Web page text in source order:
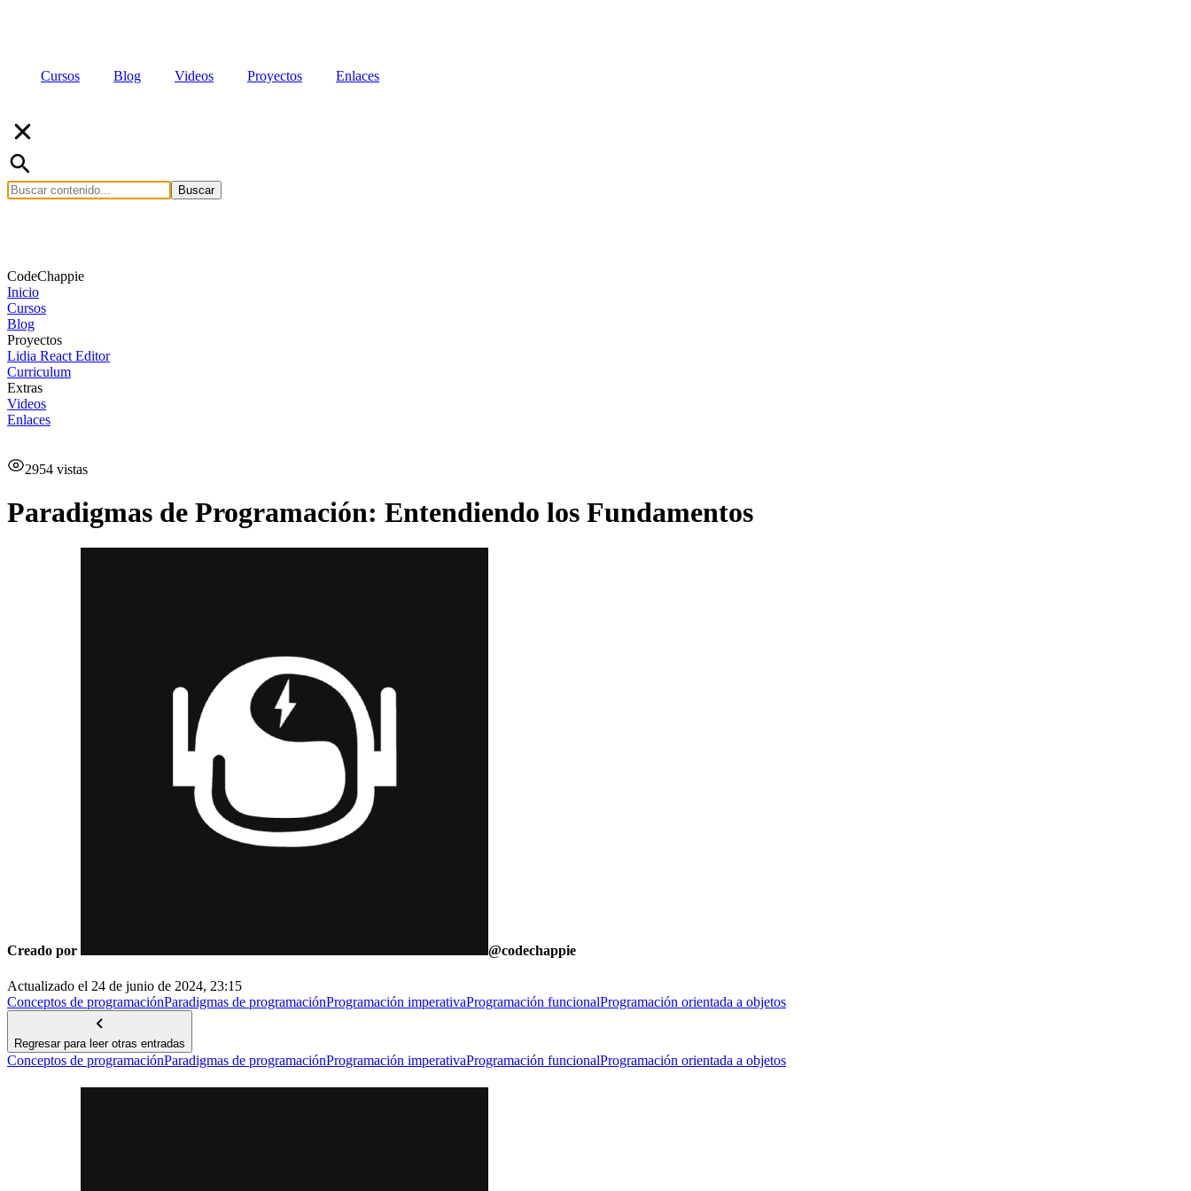
Cursos Blog Videos Proyectos Enlaces
Buscar
CodeChappie
Inicio
Cursos
Blog
Proyectos
Lidia React Editor
Curriculum
Extras
Videos
Enlaces
2954 vistas
Paradigmas de Programación: Entendiendo los Fundamentos
Creado por @codechappie
Actualizado el 24 de junio de 2024, 23:15
Conceptos de programaciónParadigmas de programaciónProgramación imperativaProgramación funcionalProgramación orientada a objetos
Regresar para leer otras entradas
Conceptos de programaciónParadigmas de programaciónProgramación imperativaProgramación funcionalProgramación orientada a objetos